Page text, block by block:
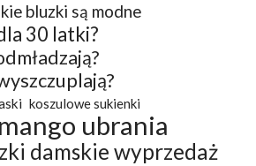
bluzki są modne
30 latki?
koszulowe sukienki
mango ubrania
damskie wyprzedaż